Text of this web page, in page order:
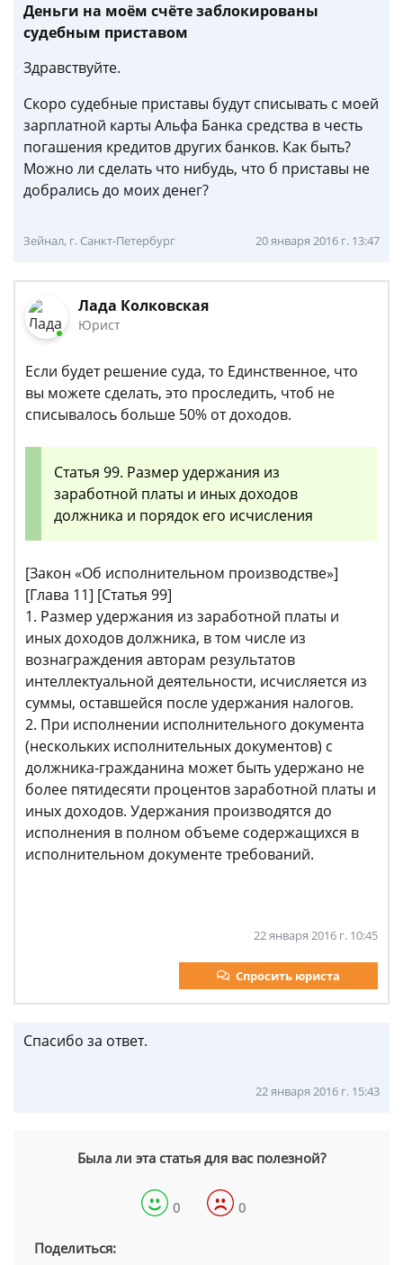
Деньги на моём счёте заблокированы
судебным приставом
Здравствуйте.
Скоро судебные приставы будут списывать с моей
зарплатной карты Альфа Банка средства в честь
погашения кредитов других банков. Как быть?
Можно ли сделать что нибудь, что б приставы не
добрались до моих денег?
Зейнал, г. Санкт-Петербург 20 января 2016 г. 13:47
Лада Колковская
Юрист
Если будет решение суда, то Единственное, что
вы можете сделать, это проследить, чтоб не
списывалось больше 50% от доходов.
Статья 99. Размер удержания из
заработной платы и иных доходов
должника и порядок его исчисления
[Закон «Об исполнительном производстве»]
[Глава 11] [Статья 99]
1. Размер удержания из заработной платы и
иных доходов должника, в том числе из
вознаграждения авторам результатов
интеллектуальной деятельности, исчисляется из
суммы, оставшейся после удержания налогов.
2. При исполнении исполнительного документа
(нескольких исполнительных документов) с
должника-гражданина может быть удержано не
более пятидесяти процентов заработной платы и
иных доходов. Удержания производятся до
исполнения в полном объеме содержащихся в
исполнительном документе требований.
22 января 2016 г. 10:45
Спросить юриста
Спасибо за ответ.
22 января 2016 г. 15:43
Была ли эта статья для вас полезной?
0 0
Поделиться: